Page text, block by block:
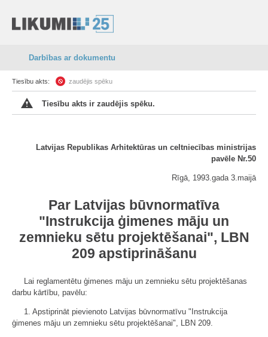
Darbības ar dokumentu
Tiesību akts: zaudējis spēku
Tiesību akts ir zaudējis spēku.
Latvijas Republikas Arhitektūras un celtniecības ministrijas
pavēle Nr.50
Rīgā, 1993.gada 3.maijā
Par Latvijas būvnormatīva
"Instrukcija ģimenes māju un
zemnieku sētu projektēšanai", LBN
209 apstiprināšanu
Lai reglamentētu ģimenes māju un zemnieku sētu projektēšanas
darbu kārtību, pavēlu:
1. Apstiprināt pievienoto Latvijas būvnormatīvu "Instrukcija
ģimenes māju un zemnieku sētu projektēšanai", LBN 209.